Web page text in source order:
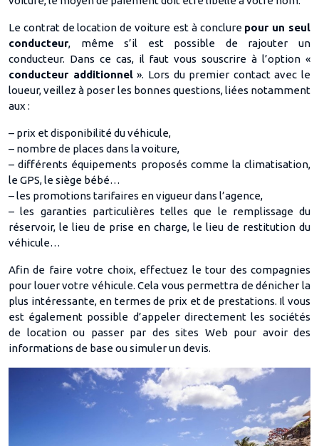
Le contrat de location de voiture est à conclure pour un seul
conducteur, même s’il est possible de rajouter un
conducteur. Dans ce cas, il faut vous souscrire à l’option «
conducteur additionnel». Lors du premier contact avec le
loueur, veillez à poser les bonnes questions, liées notamment
aux :
– prix et disponibilité du véhicule,
– nombre de places dans la voiture,
– différents équipements proposés comme la climatisation,
le GPS, le siège bébé…
– les promotions tarifaires en vigueur dans l’agence,
– les garanties particulières telles que le remplissage du
réservoir, le lieu de prise en charge, le lieu de restitution du
véhicule…
Afin de faire votre choix, effectuez le tour des compagnies
pour louer votre véhicule. Cela vous permettra de dénicher la
plus intéressante, en termes de prix et de prestations. Il vous
est également possible d’appeler directement les sociétés
de location ou passer par des sites Web pour avoir des
informations de base ou simuler un devis.